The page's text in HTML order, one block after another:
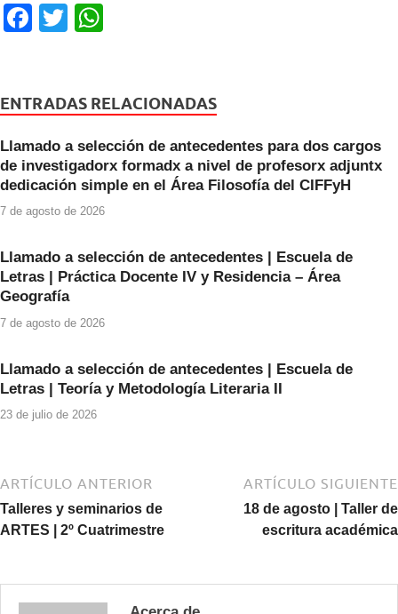
F
e
o
o
k
T
er s
p
p
ENTRADAS RELACIONADAS
Llamado a selección de antecedentes para dos cargos
de investigadorx formadx a nivel de profesorx adjuntx
dedicación simple en el Área Filosofía del CIFFyH
7 de agosto de 2026
Llamado a selección de antecedentes | Escuela de
Letras | Práctica Docente IV y Residencia – Área
Geografía
7 de agosto de 2026
Llamado a selección de antecedentes | Escuela de
Letras | Teoría y Metodología Literaria II
23 de julio de 2026
ARTÍCULO ANTERIOR
Talleres y seminarios de
ARTES | 2º Cuatrimestre
ARTÍCULO SIGUIENTE
18 de agosto | Taller de
escritura académica